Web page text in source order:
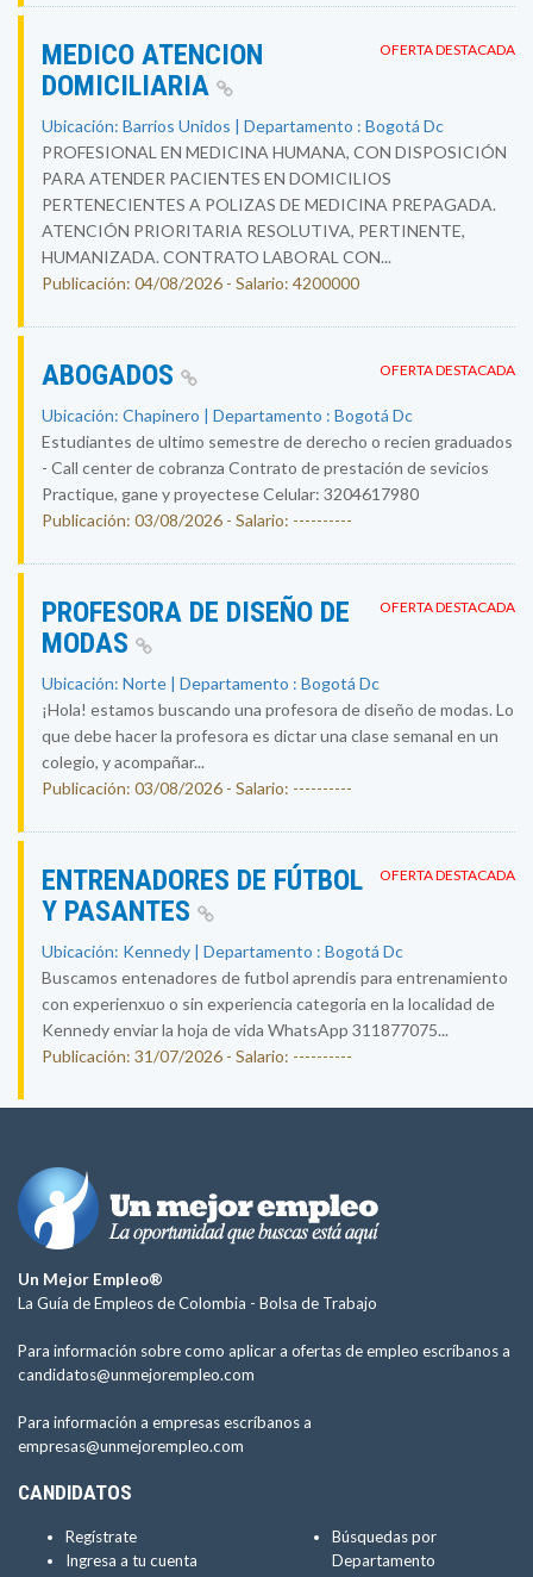
OFERTA DESTACADA
MEDICO ATENCION
DOMICILIARIA
Ubicación: Barrios Unidos | Departamento : Bogotá Dc
PROFESIONAL EN MEDICINA HUMANA, CON DISPOSICIÓN
PARA ATENDER PACIENTES EN DOMICILIOS
PERTENECIENTES A POLIZAS DE MEDICINA PREPAGADA.
ATENCIÓN PRIORITARIA RESOLUTIVA, PERTINENTE,
HUMANIZADA. CONTRATO LABORAL CON...
Publicación: 04/08/2026 - Salario: 4200000
OFERTA DESTACADA
ABOGADOS
Ubicación: Chapinero | Departamento : Bogotá Dc
Estudiantes de ultimo semestre de derecho o recien graduados
- Call center de cobranza Contrato de prestación de sevicios
Practique, gane y proyectese Celular: 3204617980
Publicación: 03/08/2026 - Salario: ----------
OFERTA DESTACADA
PROFESORA DE DISEÑO DE
MODAS
Ubicación: Norte | Departamento : Bogotá Dc
¡Hola! estamos buscando una profesora de diseño de modas. Lo
que debe hacer la profesora es dictar una clase semanal en un
colegio, y acompañar...
Publicación: 03/08/2026 - Salario: ----------
OFERTA DESTACADA
ENTRENADORES DE FÚTBOL
Y PASANTES
Ubicación: Kennedy | Departamento : Bogotá Dc
Buscamos entenadores de futbol aprendis para entrenamiento
con experienxuo o sin experiencia categoria en la localidad de
Kennedy enviar la hoja de vida WhatsApp 311877075...
Publicación: 31/07/2026 - Salario: ----------
Un Mejor Empleo®
La Guía de Empleos de Colombia - Bolsa de Trabajo
Para información sobre como aplicar a ofertas de empleo escríbanos a
candidatos@unmejorempleo.com
Para información a empresas escríbanos a
empresas@unmejorempleo.com
CANDIDATOS
Regístrate
Ingresa a tu cuenta
Búsquedas por
Departamento